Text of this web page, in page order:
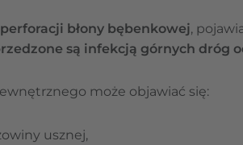
perforacji błony bębenkowej,
są infekcją górnych dróg
może objawiać się:
usznej,